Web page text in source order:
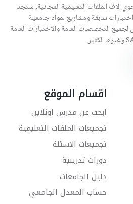
الاف الملفات التعليمية المجانية, ستجد
سابقة ومشاريع لمواد جامعية
التخصصات العامة والاختبارات العامة
اقسام الموقع
ابحث عن مدرس اونلاين
تجميعات الملفات التعليمية
تجميعات الاسئلة
دورات تدريبية
دليل الجامعات
حساب المعدل الجامعي